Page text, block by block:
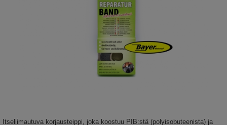
Itseliimautuva korjausteippi, joka koostuu PIB:stä (polyisobuteenista) ja